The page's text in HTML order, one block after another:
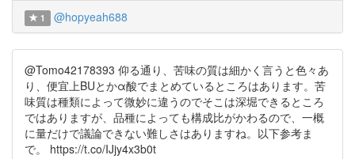
1 @hopyeah688
@Tomo42178393 仰る通り、苦味の質は細かく言うと色々あ
り、便宜上BUとかα酸でまとめているところはあります。苦
味質は種類によって微妙に違うのでそこは深堀できるところ
ではありますが、品種によっても構成比がかわるので、一概
に量だけで議論できない難しさはありますね。以下参考ま
で。 https://t.co/IJjy4x3b0t